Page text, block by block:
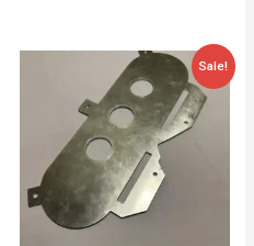
Sale!
oli:
182,00 €.
Current
price
is:
152,00 €.